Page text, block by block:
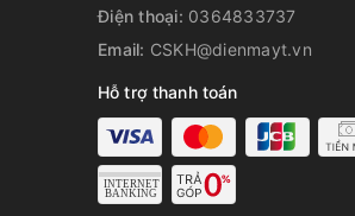
Điện thoại: 0364833737
Email: CSKH@dienmayt.vn
Hỗ trợ thanh toán